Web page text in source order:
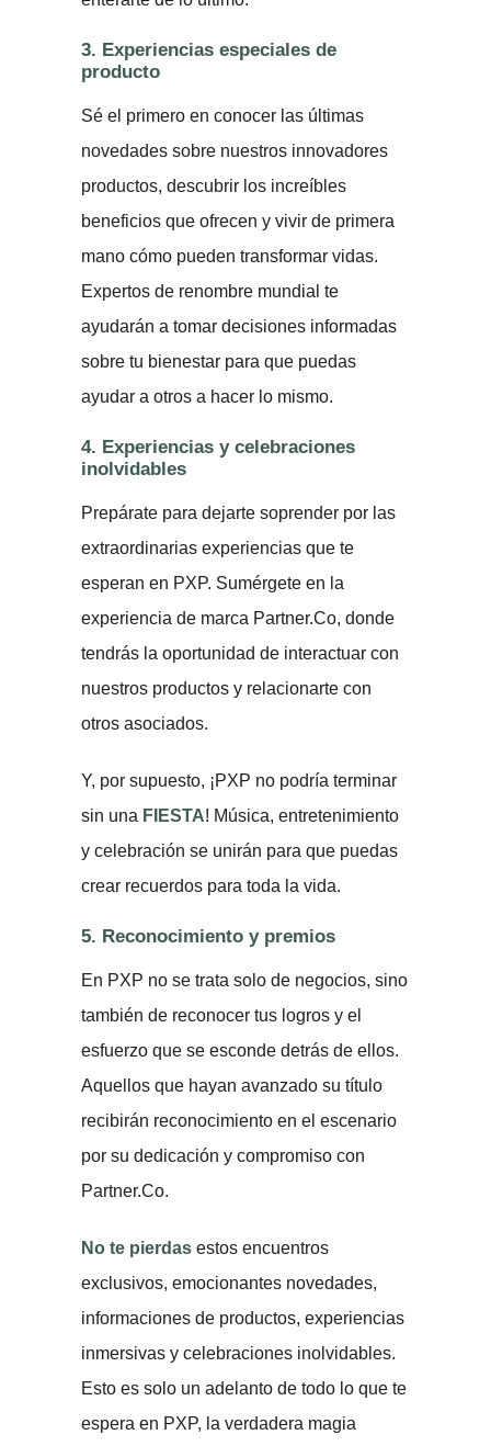
3. Experiencias especiales de
producto
Sé el primero en conocer las últimas
novedades sobre nuestros innovadores
productos, descubrir los increíbles
beneficios que ofrecen y vivir de primera
mano cómo pueden transformar vidas.
Expertos de renombre mundial te
ayudarán a tomar decisiones informadas
sobre tu bienestar para que puedas
ayudar a otros a hacer lo mismo.
4. Experiencias y celebraciones
inolvidables
Prepárate para dejarte soprender por las
extraordinarias experiencias que te
esperan en PXP. Sumérgete en la
experiencia de marca Partner.Co, donde
tendrás la oportunidad de interactuar con
nuestros productos y relacionarte con
otros asociados.
Y, por supuesto, ¡PXP no podría terminar
sin una FIESTA! Música, entretenimiento
y celebración se unirán para que puedas
crear recuerdos para toda la vida.
5. Reconocimiento y premios
En PXP no se trata solo de negocios, sino
también de reconocer tus logros y el
esfuerzo que se esconde detrás de ellos.
Aquellos que hayan avanzado su título
recibirán reconocimiento en el escenario
por su dedicación y compromiso con
Partner.Co.
No te pierdas estos encuentros
exclusivos, emocionantes novedades,
informaciones de productos, experiencias
inmersivas y celebraciones inolvidables.
Esto es solo un adelanto de todo lo que te
espera en PXP, la verdadera magia